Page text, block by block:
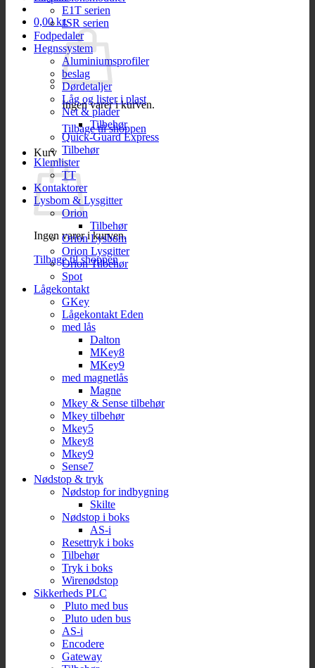
0,00kr.
Ingen varer i kurven.
Tilbage til shoppen
Kurv
Ingen varer i kurven.
Tilbage til shoppen
E1T serien
JSR serien
Fodpedaler
Hegnssystem
Aluminiumsprofiler
beslag
Dørdetaljer
Låg og lister i plast
Net & plader
Tilbehør
Quick-Guard Express
Tilbehør
Klemlister
TT
Kontaktorer
Lysbom & Lysgitter
Orion
Tilbehør
Orion Lysbom
Orion Lysgitter
Orion Tilbehør
Spot
Lågekontakt
GKey
Lågekontakt Eden
med lås
Dalton
MKey8
MKey9
med magnetlås
Magne
Mkey & Sense tilbehør
Mkey tilbehør
Mkey5
Mkey8
Mkey9
Sense7
Nødstop & tryk
Nødstop for indbygning
Skilte
Nødstop i boks
AS-i
Resettryk i boks
Tilbehør
Tryk i boks
Wirenødstop
Sikkerheds PLC
Pluto med bus
Pluto uden bus
AS-i
Encodere
Gateway